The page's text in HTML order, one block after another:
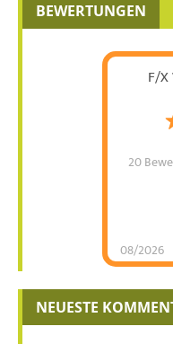
BEWERTUNGEN
F/
20
08/2026
NEUESTE